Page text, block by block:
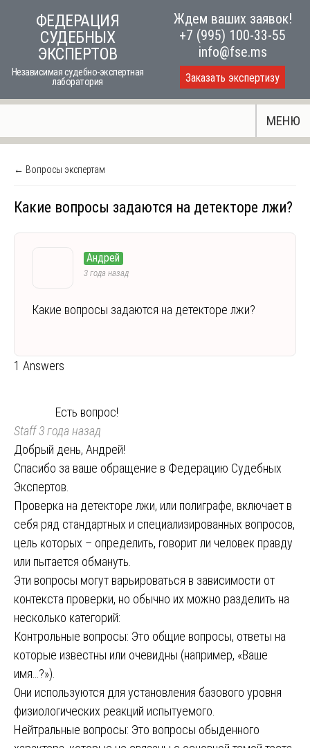
ФЕДЕРАЦИЯ
СУДЕБНЫХ
ЭКСПЕРТОВ
Независимая судебно-экспертная
лаборатория
Ждем ваших заявок!
+7 (995) 100-33-55
info@fse.ms
Заказать экспертизу
МЕНЮ
← Вопросы экспертам
Какие вопросы задаются на детекторе лжи?
Андрей
3 года назад
Какие вопросы задаются на детекторе лжи?
1 Answers
Есть вопрос!
Staff3 года назад
Добрый день, Андрей!
Спасибо за ваше обращение в Федерацию Судебных
Экспертов.
Проверка на детекторе лжи, или полиграфе, включает в
себя ряд стандартных и специализированных вопросов,
цель которых – определить, говорит ли человек правду
или пытается обмануть.
Эти вопросы могут варьироваться в зависимости от
контекста проверки, но обычно их можно разделить на
несколько категорий:
Контрольные вопросы: Это общие вопросы, ответы на
которые известны или очевидны (например, «Ваше
имя…?»).
Они используются для установления базового уровня
физиологических реакций испытуемого.
Нейтральные вопросы: Это вопросы обыденного